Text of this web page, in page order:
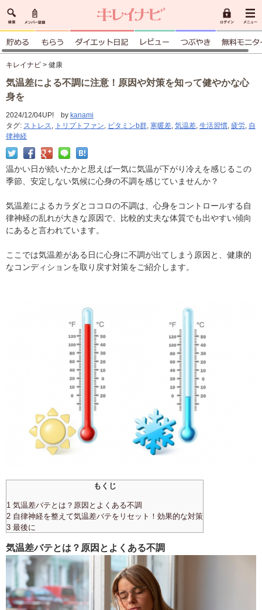
キレイナビ > 健康
気温差による不調に注意！原因や対策を知って健やかな心
身を
2024/12/04UP! by kanami
タグ: ストレス, トリプトファン, ビタミンb群, 寒暖差, 気温差, 生活習慣, 疲労, 自
律神経
温かい日が続いたかと思えば一気に気温が下がり冷えを感じるこの
季節、安定しない気候に心身の不調を感じていませんか？
気温差によるカラダとココロの不調は、心身をコントロールする自
律神経の乱れが大きな原因で、比較的丈夫な体質でも出やすい傾向
にあると言われています。
ここでは気温差がある日に心身に不調が出てしまう原因と、健康的
なコンディションを取り戻す対策をご紹介します。
もくじ
1 気温差バテとは？原因とよくある不調
2 自律神経を整えて気温差バテをリセット！効果的な対策
3 最後に
気温差バテとは？原因とよくある不調